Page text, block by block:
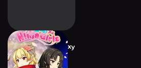
Moe! Ninja Girls/Sexy
School